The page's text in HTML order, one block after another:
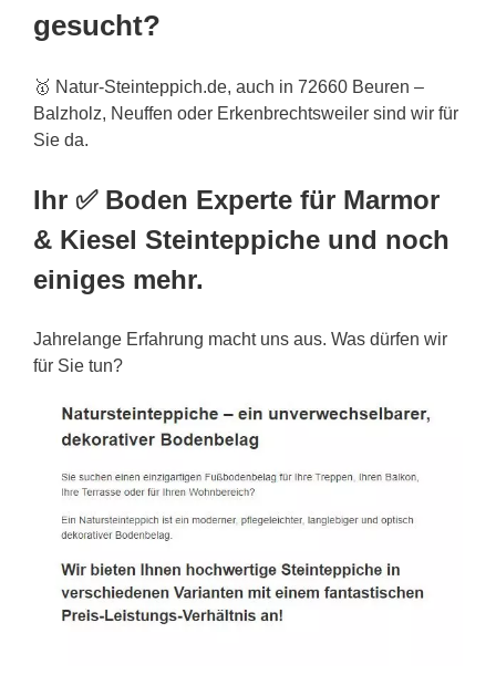
gesucht?
🥇 Natur-Steinteppich.de, auch in 72660 Beuren –
Balzholz, Neuffen oder Erkenbrechtsweiler sind wir für
Sie da.
Ihr ✅ Boden Experte für Marmor
& Kiesel Steinteppiche und noch
einiges mehr.
Jahrelange Erfahrung macht uns aus. Was dürfen wir
für Sie tun?